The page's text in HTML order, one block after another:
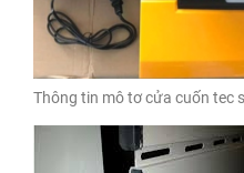
Thông tin mô tơ cửa cuốn tec